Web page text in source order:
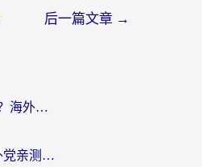
后一篇文章 →
雷神手游和sixfast哪个好？海外党亲测3款回国加速器，教你选对不踩坑
穿梭和快喵好用吗？海外党亲测：小众加速器对比+番茄加速器深度体验